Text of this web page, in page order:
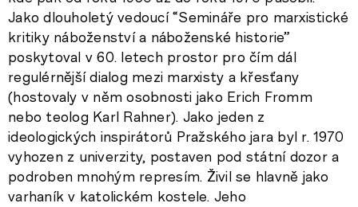
Jako dlouholetý vedoucí “Semináře pro marxistické
kritiky náboženství a náboženské historie”
poskytoval v 60. letech prostor pro čím dál
regulérnější dialog mezi marxisty a křesťany
(hostovaly v něm osobnosti jako Erich Fromm
nebo teolog Karl Rahner). Jako jeden z
ideologických inspirátorů Pražského jara byl r. 1970
vyhozen z univerzity, postaven pod státní dozor a
podroben mnohým represím. Živil se hlavně jako
varhaník v katolickém kostele. Jeho